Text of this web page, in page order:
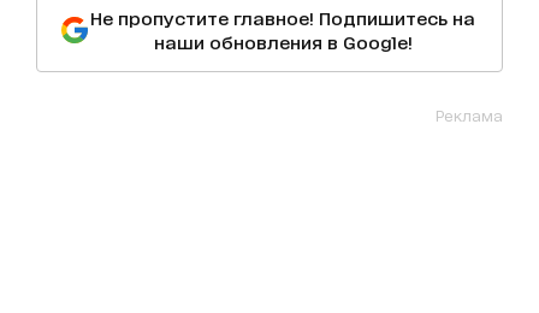
Не пропустите главное! Подпишитесь на
наши обновления в Google!
Реклама